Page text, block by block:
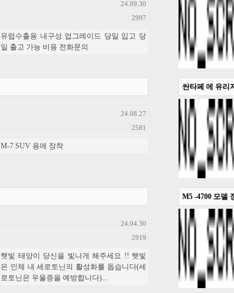
24.09.30
2997
유럽수출용 내구성 업그레이드 당일 입고 당
일 출고 가능 비용 전화문의
24.08.27
2581
M-7 SUV 용에 장착
싼타페 에 유리
24.04.30
2919
햇빛 태양이 당신을 빛나게 해주세요 !! 햇빛
은 인체 내 세로토닌의 활성화를 돕습니다(세
로토닌은 우울증을 예방합니다)...
M5 -4700 모델